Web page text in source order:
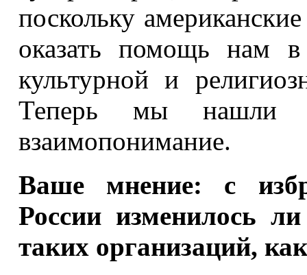
поскольку
оказать помощь нам в
культурной и
Теперь мы нашли
взаимопонимание.
Ваше мнение: с
России изменилось
таких организаций,